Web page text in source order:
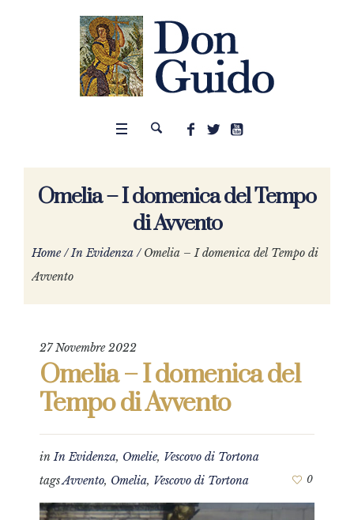
Omelia – I domenica del Tempo
di Avvento
Home /In Evidenza /Omelia – I domenica del Tempo di
Avvento
27 Novembre 2022
Omelia – I domenica del
Tempo di Avvento
inIn Evidenza, Omelie, Vescovo di Tortona
tagsAvvento, Omelia, Vescovo di Tortona 0